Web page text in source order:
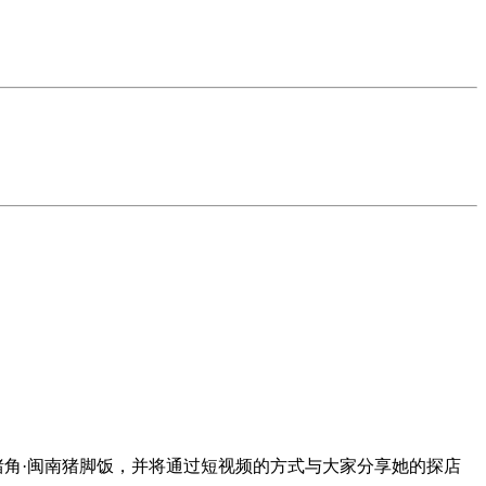
·闽南猪脚饭，并将通过短视频的方式与大家分享她的探店